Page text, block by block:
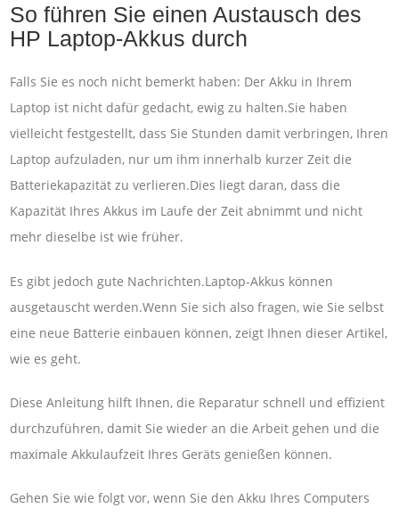
So führen Sie einen Austausch des
HP Laptop-Akkus durch
Falls Sie es noch nicht bemerkt haben: Der Akku in Ihrem
Laptop ist nicht dafür gedacht, ewig zu halten.Sie haben
vielleicht festgestellt, dass Sie Stunden damit verbringen, Ihren
Laptop aufzuladen, nur um ihm innerhalb kurzer Zeit die
Batteriekapazität zu verlieren.Dies liegt daran, dass die
Kapazität Ihres Akkus im Laufe der Zeit abnimmt und nicht
mehr dieselbe ist wie früher.
Es gibt jedoch gute Nachrichten.Laptop-Akkus können
ausgetauscht werden.Wenn Sie sich also fragen, wie Sie selbst
eine neue Batterie einbauen können, zeigt Ihnen dieser Artikel,
wie es geht.
Diese Anleitung hilft Ihnen, die Reparatur schnell und effizient
durchzuführen, damit Sie wieder an die Arbeit gehen und die
maximale Akkulaufzeit Ihres Geräts genießen können.
Gehen Sie wie folgt vor, wenn Sie den Akku Ihres Computers